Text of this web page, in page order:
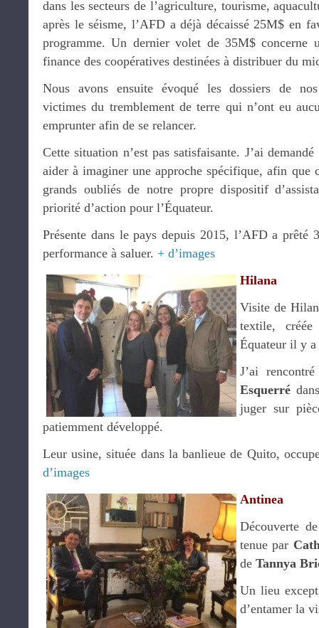
dans les secteurs de l’agriculture, tourisme,
après le séisme, l’AFD a déjà décaissé 25M$ en
programme. Un dernier volet de 35M$ concerne
finance des coopératives destinées à distribuer du
Nous avons ensuite évoqué les dossiers de nos
victimes du tremblement de terre qui n’ont eu
emprunter afin de se relancer.
Cette situation n’est pas satisfaisante. J’ai
aider à imaginer une approche spécifique, afin que
grands oubliés de notre propre dispositif
priorité d’action pour l’Équateur.
Présente dans le pays depuis 2015, l’AFD a prêté
performance à saluer. + d’images
Hilana
Visite de
textile,
Équateur il y a
J’ai
Esquerré
juger sur
patiemment développé.
Leur usine, située dans la banlieue de Quito,
d’images
Antinea
Découverte
tenue par
de Tannya
Un lieu
d’entamer la